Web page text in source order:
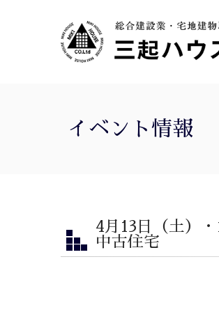
イベント情報
4月13日（土）
中古住宅